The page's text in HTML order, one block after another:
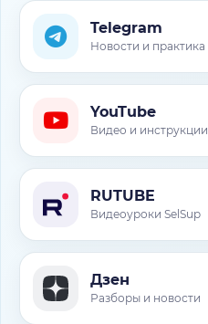
Telegram
Новости и практика
YouTube
Видео и инструкции
RUTUBE
Видеоуроки SelSup
Дзен
Разборы и новости